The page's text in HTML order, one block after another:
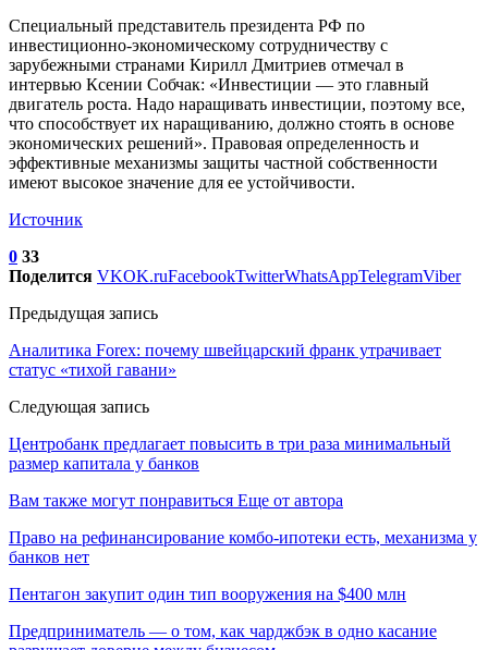
Специальный представитель президента РФ по
инвестиционно-экономическому сотрудничеству с
зарубежными странами Кирилл Дмитриев отмечал в
интервью Ксении Собчак: «Инвестиции — это главный
двигатель роста. Надо наращивать инвестиции, поэтому все,
что способствует их наращиванию, должно стоять в основе
экономических решений». Правовая определенность и
эффективные механизмы защиты частной собственности
имеют высокое значение для ее устойчивости.
Источник
0 33
Поделится VKOK.ruFacebookTwitterWhatsAppTelegramViber
Предыдущая запись
Аналитика Forex: почему швейцарский франк утрачивает
статус «тихой гавани»
Следующая запись
Центробанк предлагает повысить в три раза минимальный
размер капитала у банков
Вам также могут понравиться Еще от автора
Право на рефинансирование комбо-ипотеки есть, механизма у
банков нет
Пентагон закупит один тип вооружения на $400 млн
Предприниматель — о том, как чарджбэк в одно касание